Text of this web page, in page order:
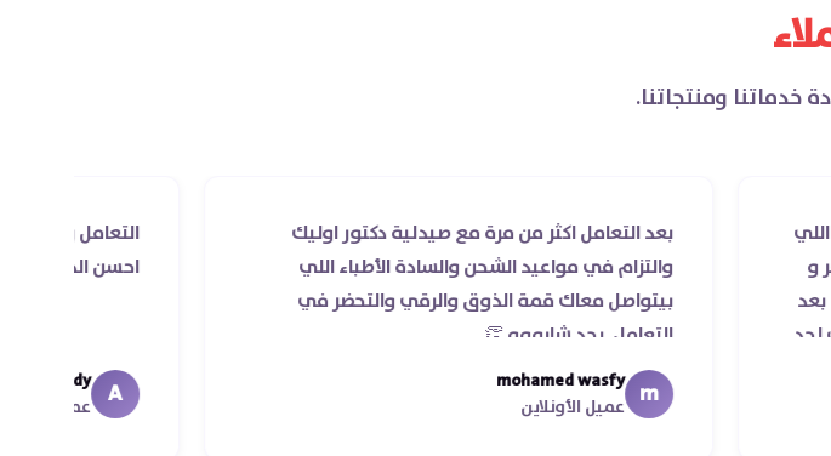
خدماتنا ومنتجاتنا.
بعد التعامل اكثر من مرة مع صيدلية دكتور اوليك
والتزام في مواعيد الشحن والسادة الأطباء اللي
بيتواصل معاك قمة الذوق والرقي والتحضر في
التعامل. بجد شابووو 👏‏
mohamed wasfy
عميل الأونلاين
التعامل راقي جدا و
احسن الدكاتره الي
Ahmed Magdy
عميل الأونلاين